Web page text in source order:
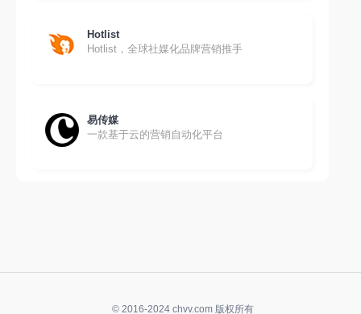
Hotlist
Hotlist，全球社媒化品牌营销推手
易传媒
一款基于云的营销自动化平台
© 2016-2024 chvv.com 版权所有